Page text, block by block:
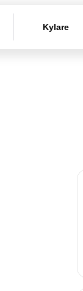
Kylare